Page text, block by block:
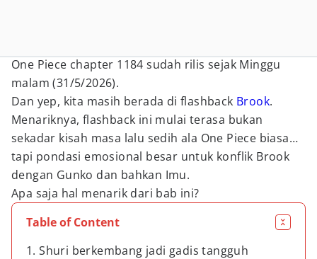
One Piece chapter 1184 sudah rilis sejak Minggu
malam (31/5/2026).
Dan yep, kita masih berada di flashback Brook.
Menariknya, flashback ini mulai terasa bukan
sekadar kisah masa lalu sedih ala One Piece biasa…
tapi pondasi emosional besar untuk konflik Brook
dengan Gunko dan bahkan Imu.
Apa saja hal menarik dari bab ini?
Table of Content
1. Shuri berkembang jadi gadis tangguh